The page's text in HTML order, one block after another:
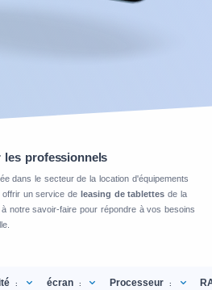
les professionnels
dans le secteur de la location d'équipements
offrir un service de leasing de tablettes de la
notre savoir-faire pour répondre à vos besoins
: écran : Processeur :